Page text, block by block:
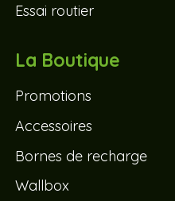
Essai routier
La Boutique
Promotions
Accessoires
Bornes de recharge
Wallbox